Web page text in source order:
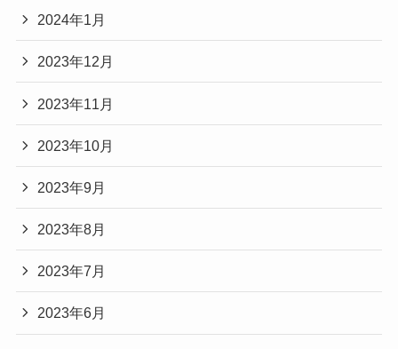
2024年1月
2023年12月
2023年11月
2023年10月
2023年9月
2023年8月
2023年7月
2023年6月